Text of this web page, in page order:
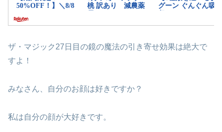
ザ・マジック27日目の鏡の魔法の引き寄せ効果は絶大で
すよ！
みなさん、自分のお顔は好きですか？
私は自分の顔が大好きです。